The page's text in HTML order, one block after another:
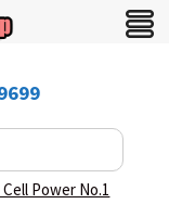
Cell Power No.1